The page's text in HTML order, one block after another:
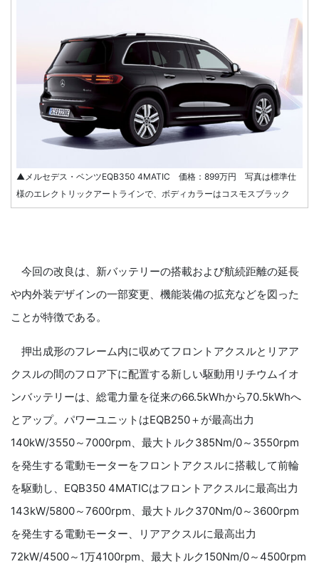
▲メルセデス・ベンツEQB350 4MATIC 価格：899万円 写真は標準仕
様のエレクトリックアートラインで、ボディカラーはコスモスブラック
今回の改良は、新バッテリーの搭載および航続距離の延長
や内外装デザインの一部変更、機能装備の拡充などを図った
ことが特徴である。
押出成形のフレーム内に収めてフロントアクスルとリアア
クスルの間のフロア下に配置する新しい駆動用リチウムイオ
ンバッテリーは、総電力量を従来の66.5kWhから70.5kWhへ
とアップ。パワーユニットはEQB250＋が最高出力
140kW/3550～7000rpm、最大トルク385Nm/0～3550rpm
を発生する電動モーターをフロントアクスルに搭載して前輪
を駆動し、EQB350 4MATICはフロントアクスルに最高出力
143kW/5800～7600rpm、最大トルク370Nm/0～3600rpm
を発生する電動モーター、リアアクスルに最高出力
72kW/4500～1万4100rpm、最大トルク150Nm/0～4500rpm